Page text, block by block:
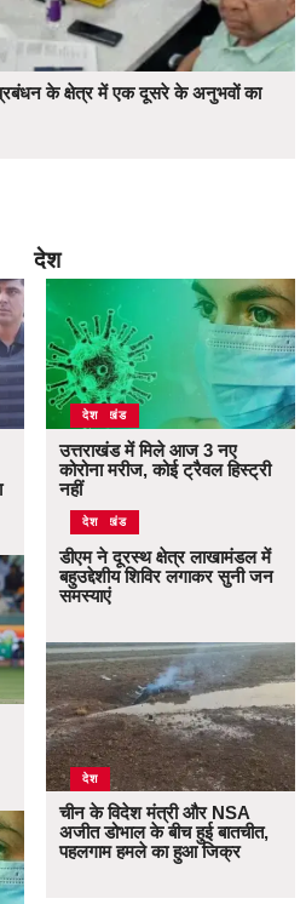
के क्षेत्र में एक दूसरे के अनुभवों का
देश
उत्तराखंड
देश
उत्तराखंड में मिले आज 3 नए
कोरोना मरीज, कोई ट्रैवल हिस्ट्री
नहीं
उत्तराखंड
देश
डीएम ने दूरस्थ क्षेत्र लाखामंडल में
बहुउद्देशीय शिविर लगाकर सुनी जन
समस्याएं
देश
चीन के विदेश मंत्री और NSA
अजीत डोभाल के बीच हुई बातचीत,
पहलगाम हमले का हुआ जिक्र